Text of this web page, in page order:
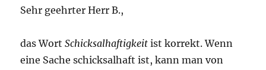
Sehr geehrter Herr B.,
das WortSchicksalhaftigkeit ist korrekt. Wenn
eine Sache schicksalhaft ist, kann man von